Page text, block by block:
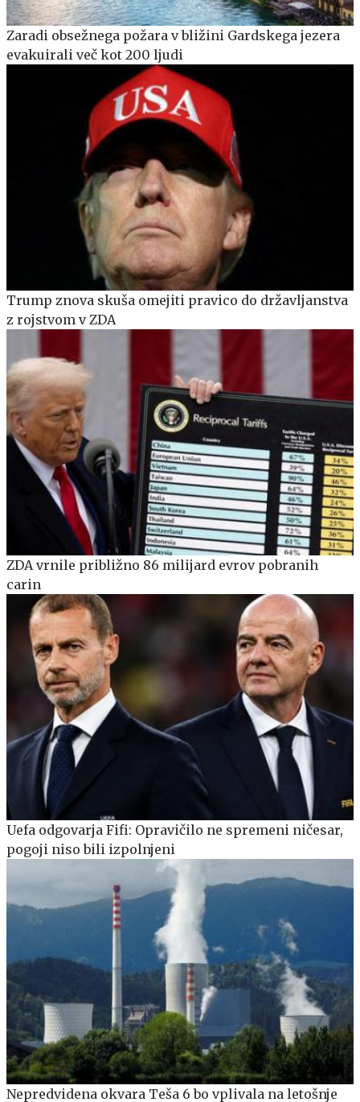
Zaradi obsežnega požara v bližini Gardskega jezera
evakuirali več kot 200 ljudi
Trump znova skuša omejiti pravico do državljanstva
z rojstvom v ZDA
ZDA vrnile približno 86 milijard evrov pobranih
carin
Uefa odgovarja Fifi: Opravičilo ne spremeni ničesar,
pogoji niso bili izpolnjeni
Nepredvidena okvara Teša 6 bo vplivala na letošnje